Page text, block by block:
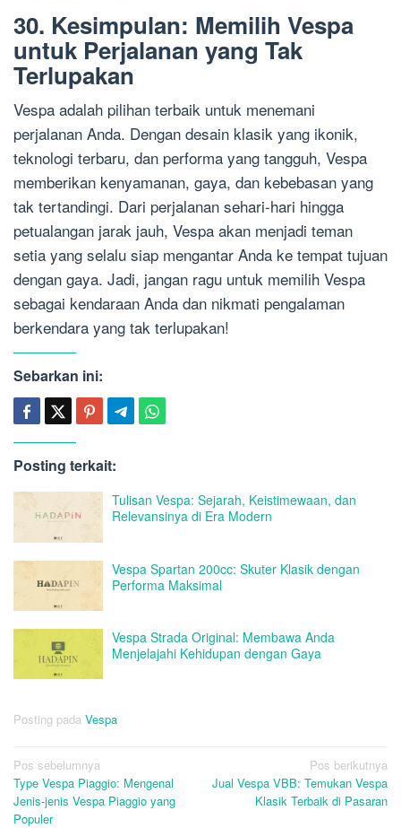
30. Kesimpulan: Memilih Vespa
untuk Perjalanan yang Tak
Terlupakan
Vespa adalah pilihan terbaik untuk menemani
perjalanan Anda. Dengan desain klasik yang ikonik,
teknologi terbaru, dan performa yang tangguh, Vespa
memberikan kenyamanan, gaya, dan kebebasan yang
tak tertandingi. Dari perjalanan sehari-hari hingga
petualangan jarak jauh, Vespa akan menjadi teman
setia yang selalu siap mengantar Anda ke tempat tujuan
dengan gaya. Jadi, jangan ragu untuk memilih Vespa
sebagai kendaraan Anda dan nikmati pengalaman
berkendara yang tak terlupakan!
Sebarkan ini:
Posting terkait:
Tulisan Vespa: Sejarah, Keistimewaan, dan
Relevansinya di Era Modern
Vespa Spartan 200cc: Skuter Klasik dengan
Performa Maksimal
Vespa Strada Original: Membawa Anda
Menjelajahi Kehidupan dengan Gaya
Posting pada Vespa
Navigasi
pos
Pos sebelumnya
Type Vespa Piaggio: Mengenal
Jenis-jenis Vespa Piaggio yang
Populer
Pos berikutnya
Jual Vespa VBB: Temukan Vespa
Klasik Terbaik di Pasaran